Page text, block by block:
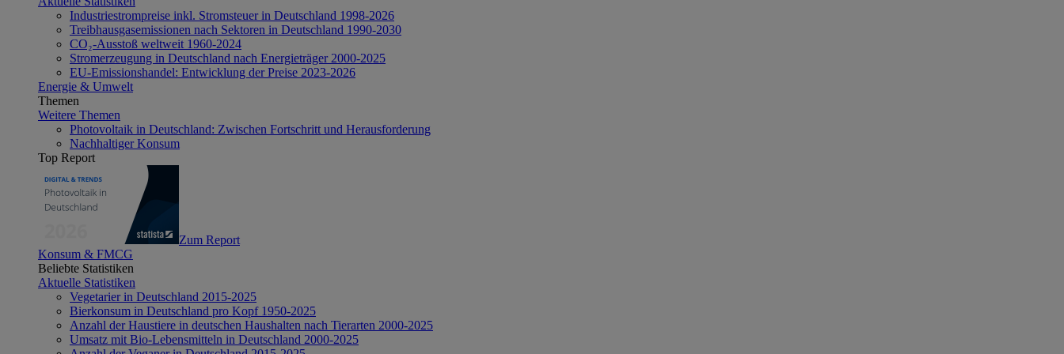
Industriestrompreise inkl. Stromsteuer in Deutschland 1998-2026
Treibhausgasemissionen nach Sektoren in Deutschland 1990-2030
CO₂-Ausstoß weltweit 1960-2024
Stromerzeugung in Deutschland nach Energieträger 2000-2025
EU-Emissionshandel: Entwicklung der Preise 2023-2026
Energie & Umwelt
Themen
Weitere Themen
Photovoltaik in Deutschland: Zwischen Fortschritt und Herausforderung
Nachhaltiger Konsum
Top Report
Zum Report
Konsum & FMCG
Beliebte Statistiken
Aktuelle Statistiken
Vegetarier in Deutschland 2015-2025
Bierkonsum in Deutschland pro Kopf 1950-2025
Anzahl der Haustiere in deutschen Haushalten nach Tierarten 2000-2025
Umsatz mit Bio-Lebensmitteln in Deutschland 2000-2025